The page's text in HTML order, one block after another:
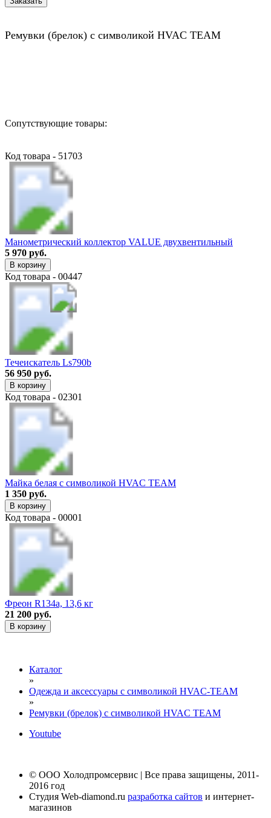
Ремувки (брелок) с символикой HVAC TEAM
Сопутствующие товары:
Код товара - 51703
Манометрический коллектор VALUE двухвентильный
5 970 руб.
В корзину
Код товара - 00447
Течеискатель Ls790b
56 950 руб.
В корзину
Код товара - 02301
Майка белая с символикой HVAC TEAM
1 350 руб.
В корзину
Код товара - 00001
Фреон R134a, 13,6 кг
21 200 руб.
В корзину
Каталог
»
Одежда и аксессуары с символикой HVAC-TEAM
»
Ремувки (брелок) с символикой HVAC TEAM
Youtube
© ООО Холодпромсервис | Все права защищены, 2011-
2016 год
Студия Web-diamond.ru разработка сайтов и интернет-
магазинов